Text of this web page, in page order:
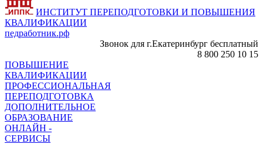
ИНСТИТУТ ПЕРЕПОДГОТОВКИ И ПОВЫШЕНИЯ
КВАЛИФИКАЦИИ
педработник.рф
Звонок для г.Екатеринбург бесплатный
8 800 250 10 15
ПОВЫШЕНИЕ
КВАЛИФИКАЦИИ
ПРОФЕССИОНАЛЬНАЯ
ПЕРЕПОДГОТОВКА
ДОПОЛНИТЕЛЬНОЕ
ОБРАЗОВАНИЕ
ОНЛАЙН -
СЕРВИСЫ